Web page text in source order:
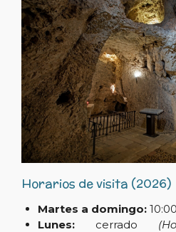
Horarios de visita (2026)
Martes a domingo:
Lunes:cerrado